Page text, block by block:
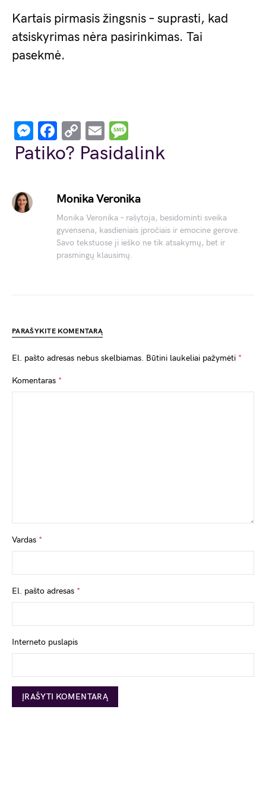
Kartais pirmasis žingsnis – suprasti, kad
atsiskyrimas nėra pasirinkimas. Tai
pasekmė.
Messenger
Facebook
Copy
Link
Email
Patiko? Pasidalink
Monika Veronika
Monika Veronika – rašytoja, besidominti sveika
gyvensena, kasdieniais įpročiais ir emocine gerove.
Savo tekstuose ji ieško ne tik atsakymų, bet ir
prasmingų klausimų.
PARAŠYKITE KOMENTARĄ
El. pašto adresas nebus skelbiamas. Būtini laukeliai pažymėti *
Komentaras *
Vardas *
El. pašto adresas *
Interneto puslapis